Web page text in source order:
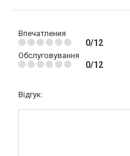
Впечатления
0/12
Обслуговування
0/12
Відгук: